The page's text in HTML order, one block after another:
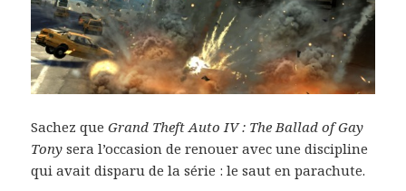
Sachez queGrand Theft Auto IV : The Ballad of Gay
Tony sera l’occasion de renouer avec une discipline
qui avait disparu de la série : le saut en parachute.